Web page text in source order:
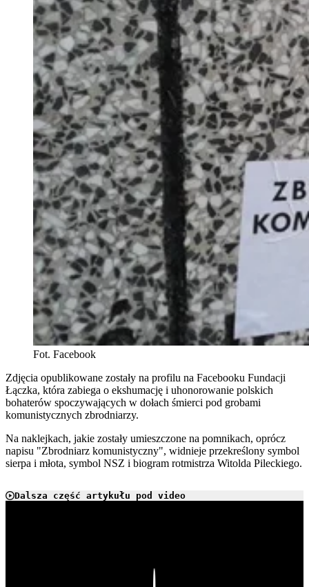
Fot. Facebook
Zdjęcia opublikowane zostały na profilu na Facebooku Fundacji
Łączka, która zabiega o ekshumację i uhonorowanie polskich
bohaterów spoczywających w dołach śmierci pod grobami
komunistycznych zbrodniarzy.
Na naklejkach, jakie zostały umieszczone na pomnikach, oprócz
napisu "Zbrodniarz komunistyczny", widnieje przekreślony symbol
sierpa i młota, symbol NSZ i biogram rotmistrza Witolda Pileckiego.
Dalsza część artykułu pod video